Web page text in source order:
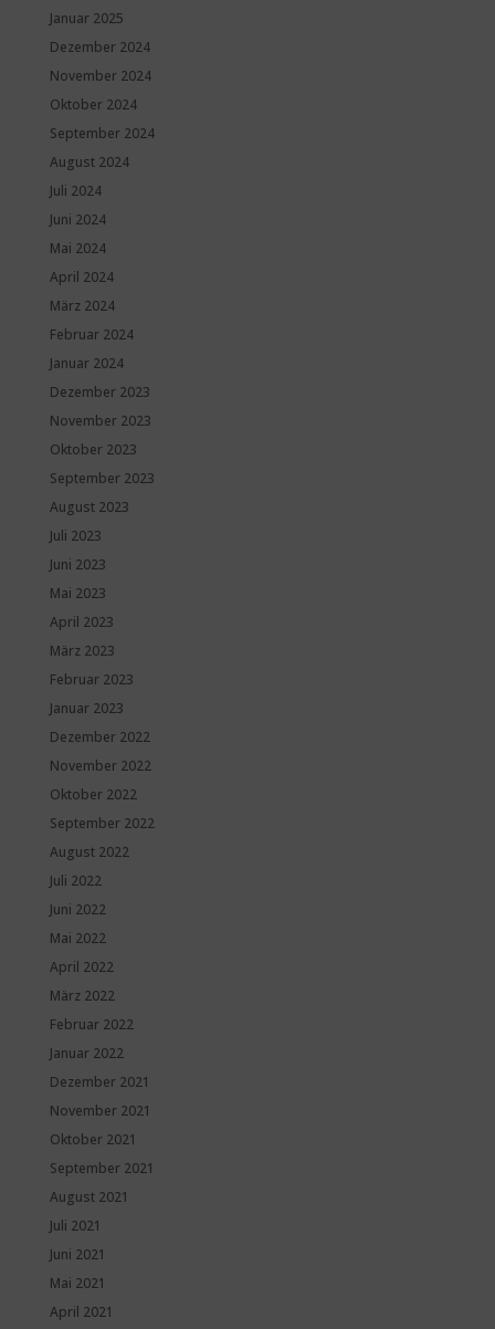
Januar 2025
Dezember 2024
November 2024
Oktober 2024
September 2024
August 2024
Juli 2024
Juni 2024
Mai 2024
April 2024
März 2024
Februar 2024
Januar 2024
Dezember 2023
November 2023
Oktober 2023
September 2023
August 2023
Juli 2023
Juni 2023
Mai 2023
April 2023
März 2023
Februar 2023
Januar 2023
Dezember 2022
November 2022
Oktober 2022
September 2022
August 2022
Juli 2022
Juni 2022
Mai 2022
April 2022
März 2022
Februar 2022
Januar 2022
Dezember 2021
November 2021
Oktober 2021
September 2021
August 2021
Juli 2021
Juni 2021
Mai 2021
April 2021